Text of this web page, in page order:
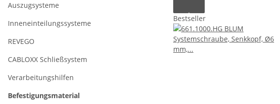
Bestseller
Auszugsysteme
Inneneinteilungssysteme
REVEGO
CABLOXX Schließsystem
Verarbeitungshilfen
Befestigungsmaterial